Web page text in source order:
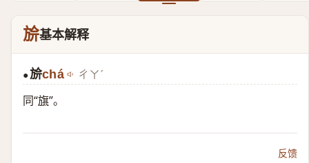
㫅基本解释
●㫅chá ㄔㄚˊ
同“旗”。
反馈